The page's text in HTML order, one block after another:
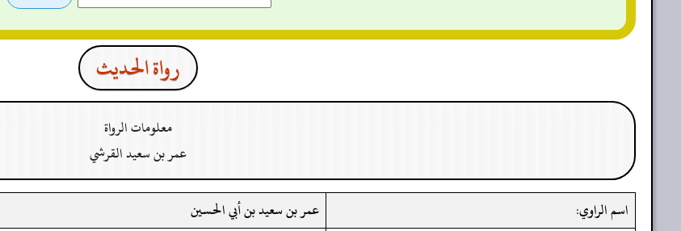
رواة الحدیث
معلومات الرواة
عمر بن سعيد القرشي
اسم الراوي:
عمر بن سعيد بن أبي الحسين